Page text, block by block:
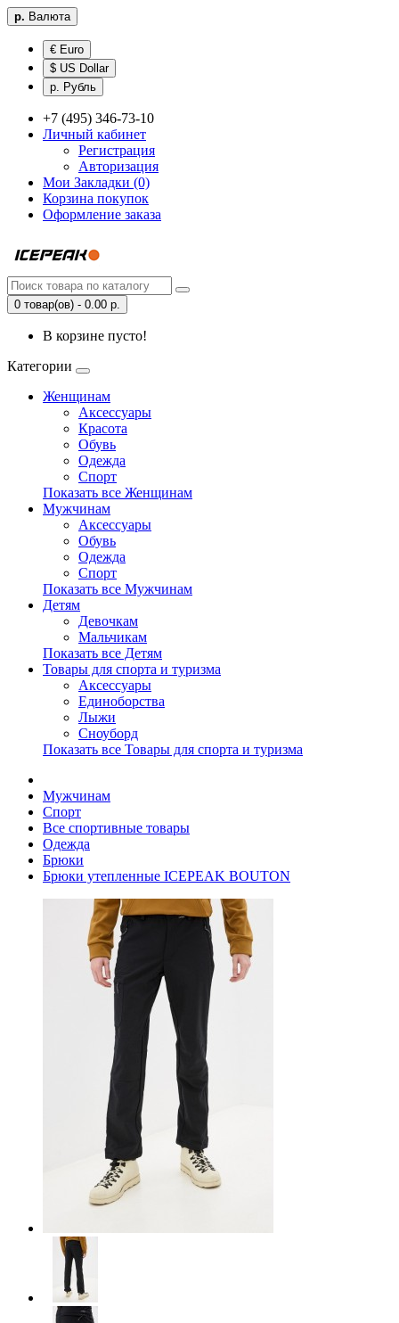
р. Валюта
€ Euro
$ US Dollar
р. Рубль
+7 (495) 346-73-10
Личный кабинет
Регистрация
Авторизация
Мои Закладки (0)
Корзина покупок
Оформление заказа
0 товар(ов) - 0.00 р.
В корзине пусто!
Категории
Женщинам
Аксессуары
Красота
Обувь
Одежда
Спорт
Показать все Женщинам
Мужчинам
Аксессуары
Обувь
Одежда
Спорт
Показать все Мужчинам
Детям
Девочкам
Мальчикам
Показать все Детям
Товары для спорта и туризма
Аксессуары
Единоборства
Лыжи
Сноуборд
Показать все Товары для спорта и туризма
Мужчинам
Спорт
Все спортивные товары
Одежда
Брюки
Брюки утепленные ICEPEAK BOUTON